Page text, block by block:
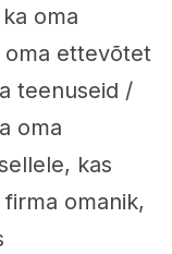
oma
oma ettevõtet
teenuseid /
oma
kas
omanik,